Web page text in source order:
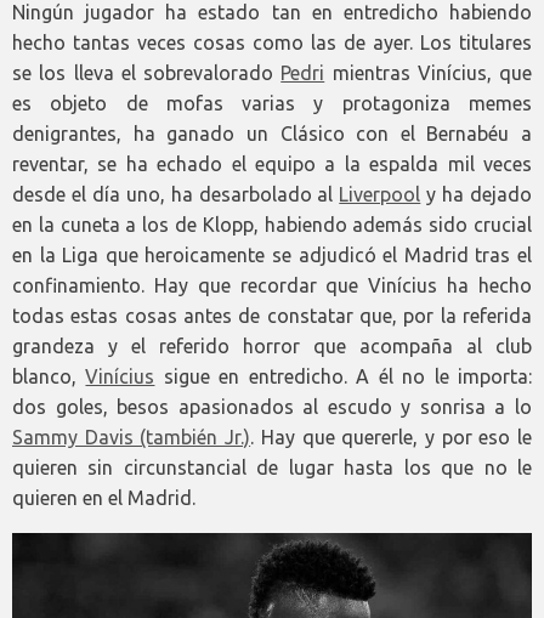
Ningún jugador ha estado tan en entredicho habiendo
hecho tantas veces cosas como las de ayer. Los titulares
se los lleva el sobrevalorado Pedri mientras Vinícius, que
es objeto de mofas varias y protagoniza memes
denigrantes, ha ganado un Clásico con el Bernabéu a
reventar, se ha echado el equipo a la espalda mil veces
desde el día uno, ha desarbolado al Liverpool y ha dejado
en la cuneta a los de Klopp, habiendo además sido crucial
en la Liga que heroicamente se adjudicó el Madrid tras el
confinamiento. Hay que recordar que Vinícius ha hecho
todas estas cosas antes de constatar que, por la referida
grandeza y el referido horror que acompaña al club
blanco,Vinícius sigue en entredicho. A él no le importa:
dos goles, besos apasionados al escudo y sonrisa a lo
Sammy Davis (también Jr.). Hay que quererle, y por eso le
quieren sin circunstancial de lugar hasta los que no le
quieren en el Madrid.